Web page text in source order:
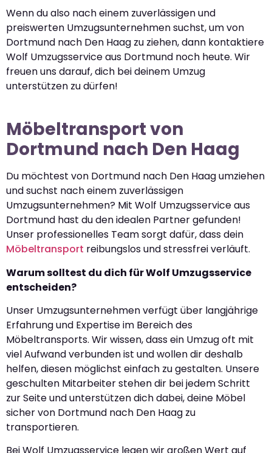
Wenn du also nach einem zuverlässigen und
preiswerten Umzugsunternehmen suchst, um von
Dortmund nach Den Haag zu ziehen, dann kontaktiere
Wolf Umzugsservice aus Dortmund noch heute. Wir
freuen uns darauf, dich bei deinem Umzug
unterstützen zu dürfen!
Möbeltransport von
Dortmund nach Den Haag
Du möchtest von Dortmund nach Den Haag umziehen
und suchst nach einem zuverlässigen
Umzugsunternehmen? Mit Wolf Umzugsservice aus
Dortmund hast du den idealen Partner gefunden!
Unser professionelles Team sorgt dafür, dass dein
Möbeltransport reibungslos und stressfrei verläuft.
Warum solltest du dich für Wolf Umzugsservice
entscheiden?
Unser Umzugsunternehmen verfügt über langjährige
Erfahrung und Expertise im Bereich des
Möbeltransports. Wir wissen, dass ein Umzug oft mit
viel Aufwand verbunden ist und wollen dir deshalb
helfen, diesen möglichst einfach zu gestalten. Unsere
geschulten Mitarbeiter stehen dir bei jedem Schritt
zur Seite und unterstützen dich dabei, deine Möbel
sicher von Dortmund nach Den Haag zu
transportieren.